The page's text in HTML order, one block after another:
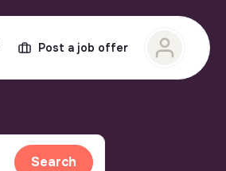
Post a job offer
Search